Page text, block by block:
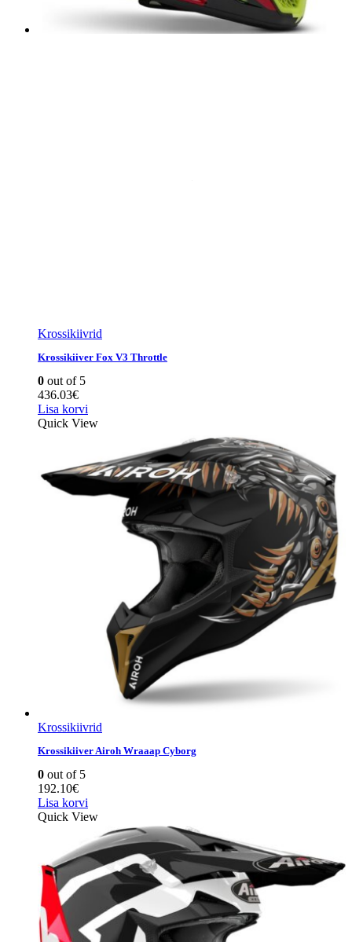
Krossikiivrid
Krossikiiver Fox V3 Throttle
0 out of 5
436.03€
Lisa korvi
Quick View
Krossikiivrid
Krossikiiver Airoh Wraaap Cyborg
0 out of 5
192.10€
Lisa korvi
Quick View